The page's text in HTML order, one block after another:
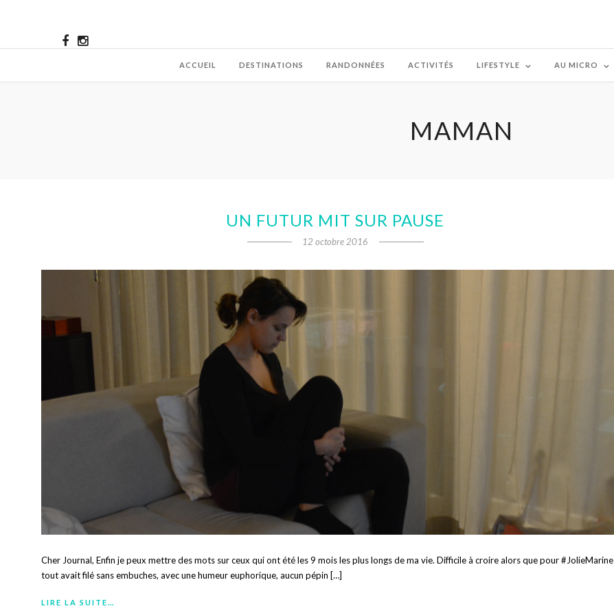
ACCUEIL DESTINATIONS RANDONNÉES ACTIVITÉS LIFESTYLE AU MICRO
MAMAN
UN FUTUR MIT SUR PAUSE
12 octobre 2016
Cher Journal, Enfin je peux mettre des mots sur ceux qui ont été les 9 mois les plus longs de ma vie. Difficile à croire alors que pour #JolieMarine
tout avait filé sans embuches, avec une humeur euphorique, aucun pépin […]
LIRE LA SUITE…